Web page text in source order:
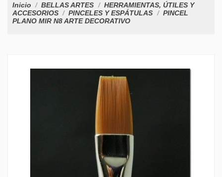
Inicio BELLAS ARTES
HERRAMIENTAS, ÚTILES Y
ACCESORIOS
PINCELES Y ESPÁTULAS
PINCEL
PLANO MIR N8 ARTE DECORATIVO